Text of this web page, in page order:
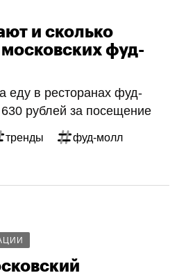
и сколько
московских фуд-
еду в ресторанах фуд-
рублей за посещение
тренды
фуд-молл